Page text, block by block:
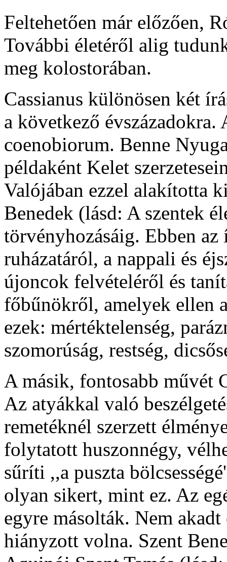
Feltehetően már előzően,
További életéről alig
meg kolostorában.
Cassianus különösen két
a következő
coenobiorum. Benne
példaként Kelet
Valójában ezzel alakította
Benedek (lásd: A szentek
törvényhozásáig. Ebben az
ruházatáról, a nappali és
újoncok felvételéről és
főbűnökről, amelyek ellen
ezek: mértéktelenség,
szomorúság, restség,
A másik, fontosabb művét
Az atyákkal való
remetéknél szerzett
folytatott huszonnégy,
sűríti ,,a puszta
olyan sikert, mint ez. Az
egyre másolták. Nem
hiányzott volna. Szent